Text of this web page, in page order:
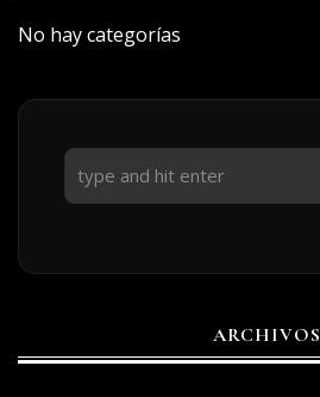
No hay categorías
ARCHIVOS